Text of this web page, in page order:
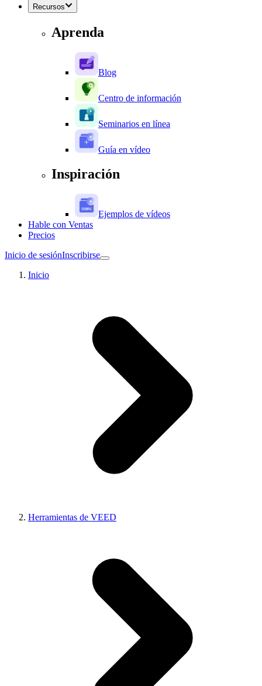
Recursos
Aprenda
Blog
Centro de información
Seminarios en línea
Guía en vídeo
Inspiración
Ejemplos de vídeos
Hable con Ventas
Precios
Inicio de sesiónInscribirse
Inicio
Herramientas de VEED